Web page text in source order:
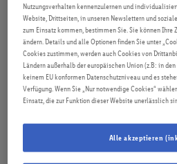
Nutzungsverhalten kennenzulernen und
Website, Drittseiten, in unseren Newslettern und
zum Einsatz kommen, bestimmen Sie. Sie können
ändern. Details und alle Optionen finden Sie unter
Cookies zustimmen, werden auch Cookies von
Ländern außerhalb der europäischen Union (z.B: in
keinem EU konformen Datenschutzniveau und es
Verfügung. Wenn Sie „Nur notwendige Cookies“
Einsatz, die zur Funktion dieser Website unerlässlich
Alle akzeptieren